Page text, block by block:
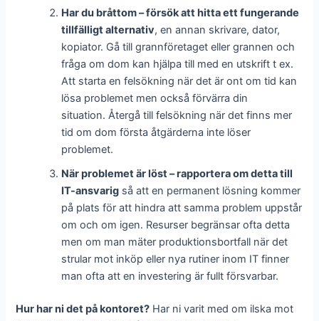
Har du bråttom – försök att hitta ett fungerande
tillfälligt alternativ, en annan skrivare, dator,
kopiator. Gå till grannföretaget eller grannen och
fråga om dom kan hjälpa till med en utskrift t ex.
Att starta en felsökning när det är ont om tid kan
lösa problemet men också förvärra din
situation. Återgå till felsökning när det finns mer
tid om dom första åtgärderna inte löser
problemet.
När problemet är löst – rapportera om detta till
IT-ansvarig så att en permanent lösning kommer
på plats för att hindra att samma problem uppstår
om och om igen. Resurser begränsar ofta detta
men om man mäter produktionsbortfall när det
strular mot inköp eller nya rutiner inom IT finner
man ofta att en investering är fullt försvarbar.
Hur har ni det på kontoret? Har ni varit med om ilska mot